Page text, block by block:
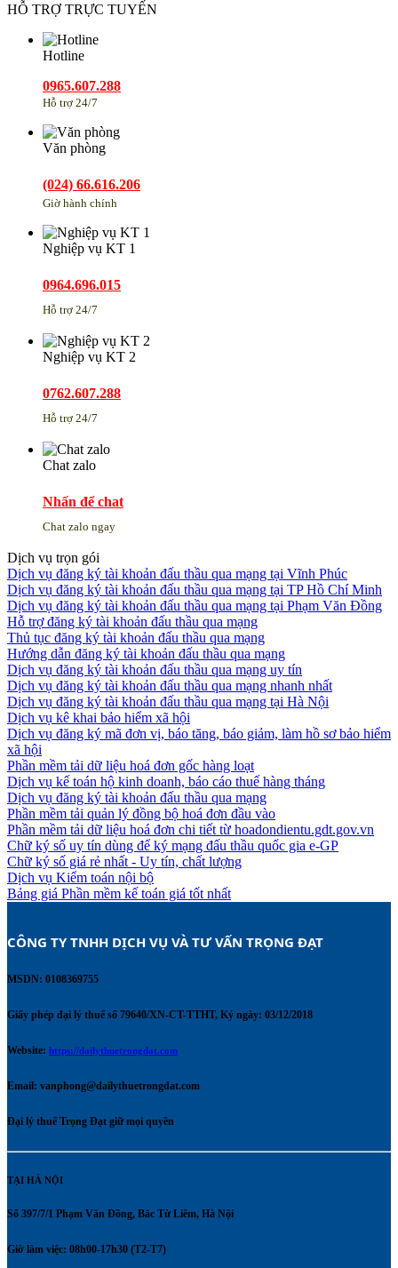
HỖ TRỢ TRỰC TUYẾN
Hotline
0965.607.288
Hỗ trợ 24/7
Văn phòng
(024) 66.616.206
Giờ hành chính
Nghiệp vụ KT 1
0964.696.015
Hỗ trợ 24/7
Nghiệp vụ KT 2
0762.607.288
Hỗ trợ 24/7
Chat zalo
Nhấn để chat
Chat zalo ngay
Dịch vụ trọn gói
Dịch vụ đăng ký tài khoản đấu thầu qua mạng tại Vĩnh Phúc
Dịch vụ đăng ký tài khoản đấu thầu qua mạng tại TP Hồ Chí Minh
Dịch vụ đăng ký tài khoản đấu thầu qua mạng tại Phạm Văn Đồng
Hỗ trợ đăng ký tài khoản đấu thầu qua mạng
Thủ tục đăng ký tài khoản đấu thầu qua mạng
Hướng dẫn đăng ký tài khoản đấu thầu qua mạng
Dịch vụ đăng ký tài khoản đấu thầu qua mạng uy tín
Dịch vụ đăng ký tài khoản đấu thầu qua mạng nhanh nhất
Dịch vụ đăng ký tài khoản đấu thầu qua mạng tại Hà Nội
Dịch vụ kê khai bảo hiểm xã hội
Dịch vụ đăng ký mã đơn vị, báo tăng, báo giảm, làm hồ sơ bảo hiểm
xã hội
Phần mềm tải dữ liệu hoá đơn gốc hàng loạt
Dịch vụ kế toán hộ kinh doanh, báo cáo thuế hàng tháng
Dịch vụ đăng ký tài khoản đấu thầu qua mạng
Phần mềm tải quản lý đồng bộ hoá đơn đầu vào
Phần mềm tải dữ liệu hoá đơn chi tiết từ hoadondientu.gdt.gov.vn
Chữ ký số uy tín dùng để ký mạng đấu thầu quốc gia e-GP
Chữ ký số giá rẻ nhất - Uy tín, chất lượng
Dịch vụ Kiểm toán nội bộ
Bảng giá Phần mềm kế toán giá tốt nhất
CÔNG TY TNHH DỊCH VỤ VÀ TƯ VẤN TRỌNG ĐẠT
MSDN: 0108369755
Giấy phép đại lý thuế số 79640/XN-CT-TTHT, Ký ngày: 03/12/2018
Website: https://dailythuetrongdat.com
Email: vanphong@dailythuetrongdat.com
Đại lý thuế Trọng Đạt giữ mọi quyền
TẠI HÀ NỘI
Số 397/7/1 Phạm Văn Đồng, Bắc Từ Liêm, Hà Nội
Giờ làm việc: 08h00-17h30 (T2-T7)